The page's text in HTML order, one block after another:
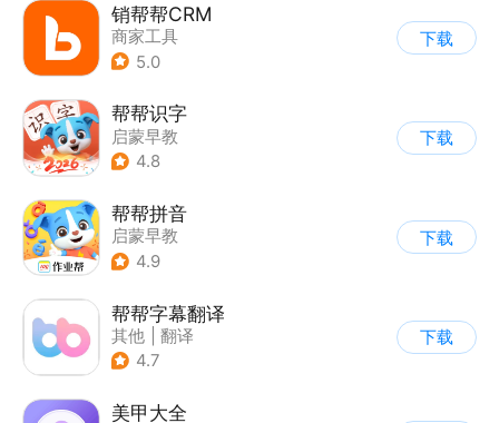
销帮帮CRM
商家工具
5.0
下载
帮帮识字
启蒙早教
4.8
下载
帮帮拼音
启蒙早教
4.9
下载
帮帮字幕翻译
其他
翻译
4.7
下载
美甲大全